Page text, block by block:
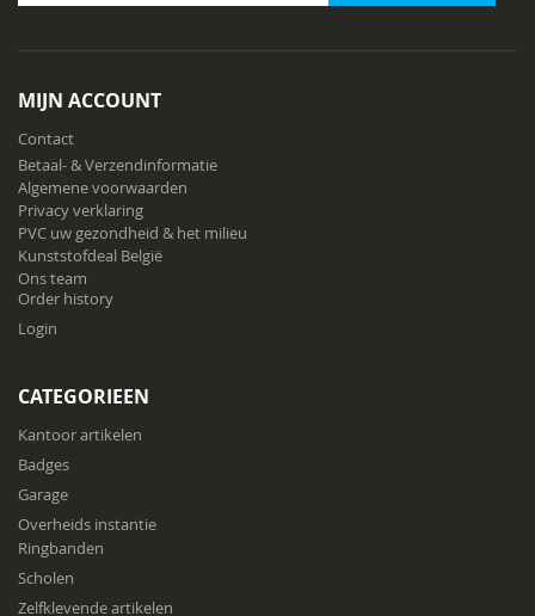
nieuwsbrief
MIJN ACCOUNT
Contact
Betaal- & Verzendinformatie
Algemene voorwaarden
Privacy verklaring
PVC uw gezondheid & het milieu
Kunststofdeal België
Ons team
Order history
Login
CATEGORIEEN
Kantoor artikelen
Badges
Garage
Overheids instantie
Ringbanden
Scholen
Zelfklevende artikelen